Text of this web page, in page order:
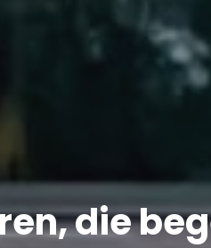
die